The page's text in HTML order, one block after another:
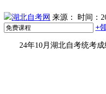
湖北自考网 来源：
时间：
+
24年10月湖北自考统考成